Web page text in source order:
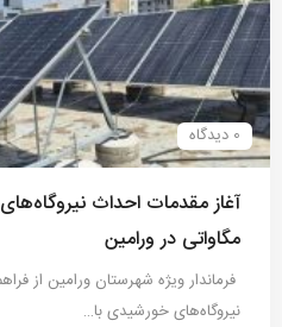
0 دیدگاه
مگاواتی در ورامین
فرماندار ویژه شهرستان ورامین از
نیروگاه‌های خورشیدی با…